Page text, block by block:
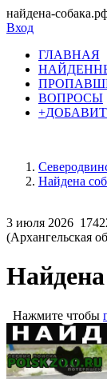
найдена-
Вход
ГЛАВНАЯ
ВОПРОСЫ
Найдена
3 июля 2026
(Архангельская
Нажмите чтобы